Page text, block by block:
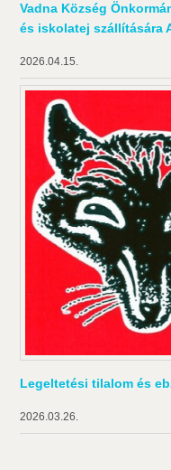
Vadna Község
és iskolatej szállítására
2026.04.15.
Legeltetési tilalom és
2026.03.26.